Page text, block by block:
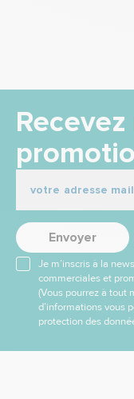
Envoyer
Je m’inscris à la
commerciales et
(Vous pourrez à tout
d’informations vous
protection des